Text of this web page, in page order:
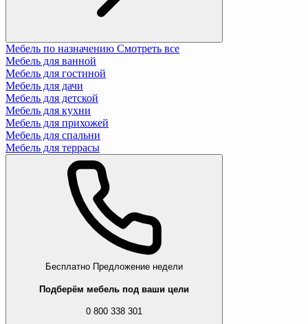
Мебель по назначению Смотреть все
Мебель для ванной
Мебель для гостиной
Мебель для дачи
Мебель для детской
Мебель для кухни
Мебель для прихожей
Мебель для спальни
Мебель для террасы
Бесплатно Предложение недели
Подберём мебель под ваши цели
0 800 338 301